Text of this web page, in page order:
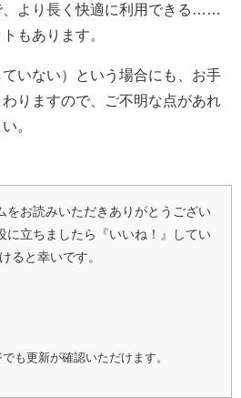
、より長く快適に利用できる……
もあります。
いない）という場合にも、お手
りますので、ご不明な点があれ
。
をお読みいただきありがとうござい
に立ちましたら『いいね！』してい
ると幸いです。
も更新が確認いただけます。